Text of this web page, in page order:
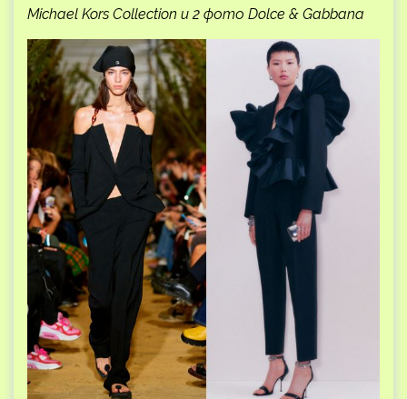
Michael Kors Collection и 2 фото Dolce & Gabbana